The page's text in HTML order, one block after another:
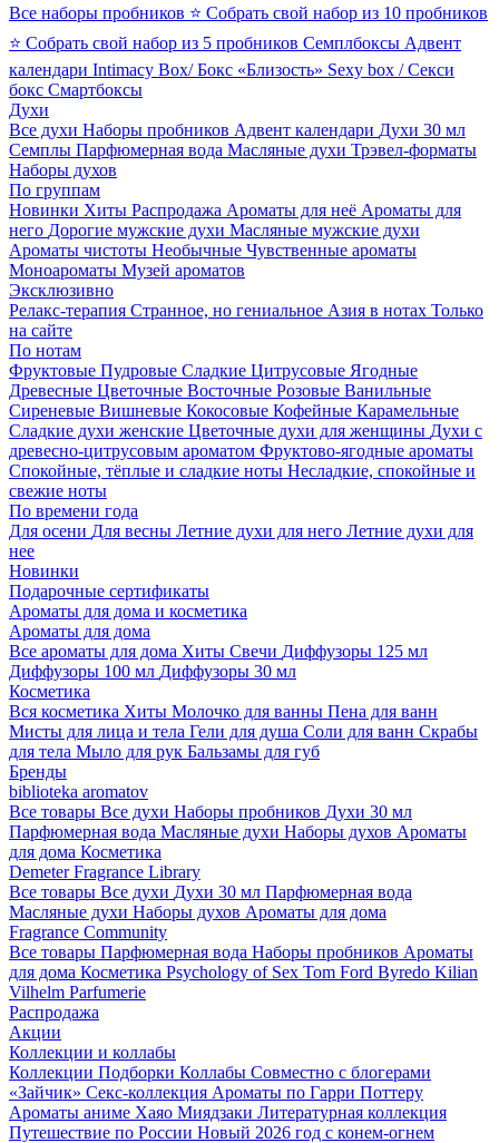
Все наборы пробников ⭐ Собрать свой набор из 10 пробников
⭐ Собрать свой набор из 5 пробников Семплбоксы Адвент
календари Intimacy Box/ Бокс «Близость» Sexy box / Секси
бокс Смартбоксы
Духи
Все духи Наборы пробников Адвент календари Духи 30 мл
Семплы Парфюмерная вода Масляные духи Трэвел-форматы
Наборы духов
По группам
Новинки Хиты Распродажа Ароматы для неё Ароматы для
него Дорогие мужские духи Масляные мужские духи
Ароматы чистоты Необычные Чувственные ароматы
Моноароматы Музей ароматов
Эксклюзивно
Релакс-терапия Странное, но гениальное Азия в нотах Только
на сайте
По нотам
Фруктовые Пудровые Сладкие Цитрусовые Ягодные
Древесные Цветочные Восточные Розовые Ванильные
Сиреневые Вишневые Кокосовые Кофейные Карамельные
Сладкие духи женские Цветочные духи для женщины Духи с
древесно-цитрусовым ароматом Фруктово-ягодные ароматы
Спокойные, тёплые и сладкие ноты Несладкие, спокойные и
свежие ноты
По времени года
Для осени Для весны Летние духи для него Летние духи для
нее
Новинки
Подарочные сертификаты
Ароматы для дома и косметика
Ароматы для дома
Все ароматы для дома Хиты Свечи Диффузоры 125 мл
Диффузоры 100 мл Диффузоры 30 мл
Косметика
Вся косметика Хиты Молочко для ванны Пена для ванн
Мисты для лица и тела Гели для душа Соли для ванн Скрабы
для тела Мыло для рук Бальзамы для губ
Бренды
biblioteka aromatov
Все товары Все духи Наборы пробников Духи 30 мл
Парфюмерная вода Масляные духи Наборы духов Ароматы
для дома Косметика
Demeter Fragrance Library
Все товары Все духи Духи 30 мл Парфюмерная вода
Масляные духи Наборы духов Ароматы для дома
Fragrance Community
Все товары Парфюмерная вода Наборы пробников Ароматы
для дома Косметика Psychology of Sex Tom Ford Byredo Kilian
Vilhelm Parfumerie
Распродажа
Акции
Коллекции и коллабы
Коллекции Подборки Коллабы Совместно с блогерами
«Зайчик» Секс-коллекция Ароматы по Гарри Поттеру
Ароматы аниме Хаяо Миядзаки Литературная коллекция
Путешествие по России Новый 2026 год с конем-огнем